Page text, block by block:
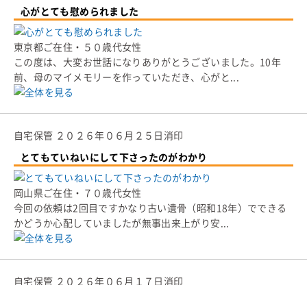
心がとても慰められました
東京都ご在住・５０歳代女性
この度は、大変お世話になりありがとうございました。10年
前、母のマイメモリーを作っていただき、心がと...
自宅保管 ２０２６年０６月２５日消印
とてもていねいにして下さったのがわかり
岡山県ご在住・７０歳代女性
今回の依頼は2回目ですかなり古い遺骨（昭和18年）でできる
かどうか心配していましたが無事出来上がり安...
自宅保管 ２０２６年０６月１７日消印